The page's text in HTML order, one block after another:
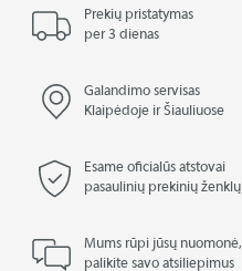
Prekių pristatymas
per 3 dienas
Galandimo servisas
Klaipėdoje ir Šiauliuose
Esame oficialūs atstovai
pasaulinių prekinių ženklų
Mums rūpi jūsų nuomonė,
palikite savo atsiliepimus